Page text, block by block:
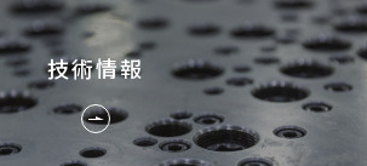
技術情報